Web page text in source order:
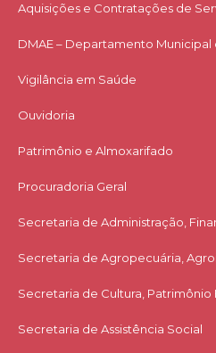
Aquisições e Contratações de
DMAE – Departamento Municipal
Vigilância em Saúde
Ouvidoria
Patrimônio e Almoxarifado
Procuradoria Geral
Secretaria de Administração,
Secretaria de Agropecuária,
Secretaria de Cultura, Patrimônio
Secretaria de Assistência Social